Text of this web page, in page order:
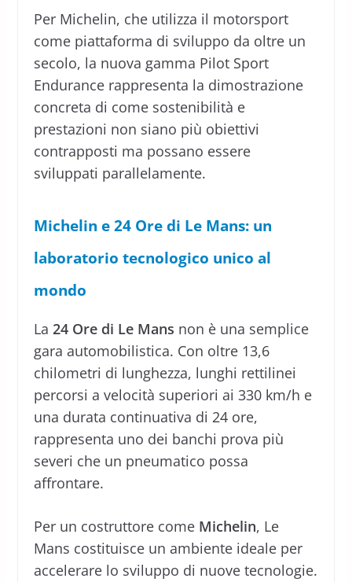
Per Michelin, che utilizza il motorsport
come piattaforma di sviluppo da oltre un
secolo, la nuova gamma Pilot Sport
Endurance rappresenta la dimostrazione
concreta di come sostenibilità e
prestazioni non siano più obiettivi
contrapposti ma possano essere
sviluppati parallelamente.
Michelin e 24 Ore di Le Mans: un
laboratorio tecnologico unico al
mondo
La 24 Ore di Le Mans non è una semplice
gara automobilistica. Con oltre 13,6
chilometri di lunghezza, lunghi rettilinei
percorsi a velocità superiori ai 330 km/h e
una durata continuativa di 24 ore,
rappresenta uno dei banchi prova più
severi che un pneumatico possa
affrontare.
Per un costruttore come Michelin, Le
Mans costituisce un ambiente ideale per
accelerare lo sviluppo di nuove tecnologie.